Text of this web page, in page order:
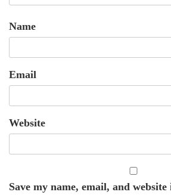
Name
Email
Website
Save my name, email, and